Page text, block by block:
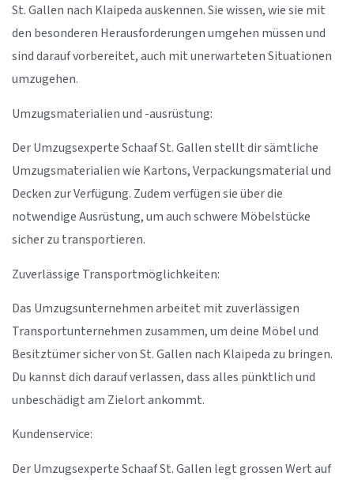
St. Gallen nach Klaipeda auskennen. Sie wissen, wie sie mit
den besonderen Herausforderungen umgehen müssen und
sind darauf vorbereitet, auch mit unerwarteten Situationen
umzugehen.
Umzugsmaterialien und -ausrüstung:
Der Umzugsexperte Schaaf St. Gallen stellt dir sämtliche
Umzugsmaterialien wie Kartons, Verpackungsmaterial und
Decken zur Verfügung. Zudem verfügen sie über die
notwendige Ausrüstung, um auch schwere Möbelstücke
sicher zu transportieren.
Zuverlässige Transportmöglichkeiten:
Das Umzugsunternehmen arbeitet mit zuverlässigen
Transportunternehmen zusammen, um deine Möbel und
Besitztümer sicher von St. Gallen nach Klaipeda zu bringen.
Du kannst dich darauf verlassen, dass alles pünktlich und
unbeschädigt am Zielort ankommt.
Kundenservice:
Der Umzugsexperte Schaaf St. Gallen legt grossen Wert auf